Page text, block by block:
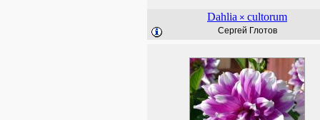
Dahlia × cultorum
Сергей Глотов